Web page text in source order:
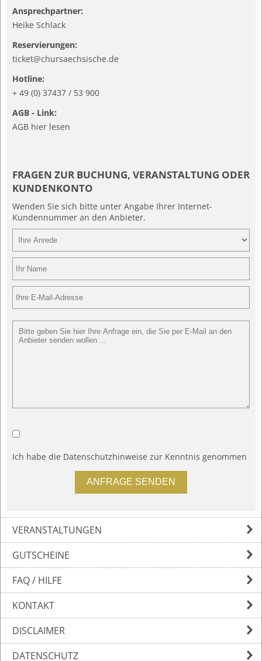
Ansprechpartner:
Heike Schlack
Reservierungen:
ticket@chursaechsische.de
Hotline:
+ 49 (0) 37437 / 53 900
AGB - Link:
AGB hier lesen
FRAGEN ZUR BUCHUNG, VERANSTALTUNG ODER
KUNDENKONTO
Wenden Sie sich bitte unter Angabe Ihrer Internet-
Kundennummer an den Anbieter.
Ich habe die Datenschutzhinweise zur Kenntnis genommen
VERANSTALTUNGEN
GUTSCHEINE
FAQ / HILFE
KONTAKT
DISCLAIMER
DATENSCHUTZ